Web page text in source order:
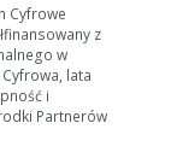
Cyfrowe
z
w
lata
i
Partnerów